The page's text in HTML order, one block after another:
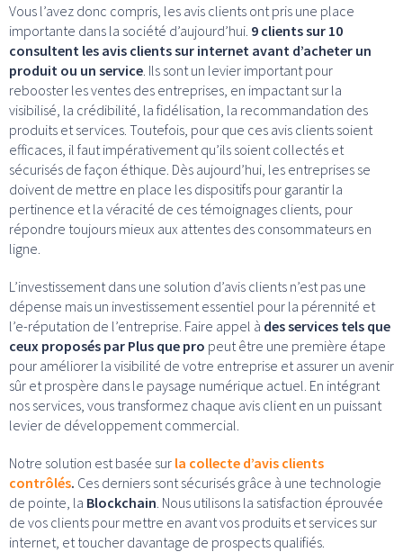
Vous l’avez donc compris, les avis clients ont pris une place
importante dans la société d’aujourd’hui. 9 clients sur 10
consultent les avis clients sur internet avant d’acheter un
produit ou un service . Ils sont un levier important pour
rebooster les ventes des entreprises, en impactant sur la
visibilisé, la crédibilité, la fidélisation, la recommandation des
produits et services. Toutefois, pour que ces avis clients soient
efficaces, il faut impérativement qu’ils soient collectés et
sécurisés de façon éthique. Dès aujourd’hui, les entreprises se
doivent de mettre en place les dispositifs pour garantir la
pertinence et la véracité de ces témoignages clients, pour
répondre toujours mieux aux attentes des consommateurs en
ligne.
L’investissement dans une solution d’avis clients n’est pas une
dépense mais un investissement essentiel pour la pérennité et
l’e-réputation de l’entreprise. Faire appel à des services tels que
ceux proposés par Plus que pro peut être une première étape
pour améliorer la visibilité de votre entreprise et assurer un avenir
sûr et prospère dans le paysage numérique actuel. En intégrant
nos services, vous transformez chaque avis client en un puissant
levier de développement commercial.
Notre solution est basée sur la collecte d’avis clients
contrôlés. Ces derniers sont sécurisés grâce à une technologie
de pointe, la Blockchain . Nous utilisons la satisfaction éprouvée
de vos clients pour mettre en avant vos produits et services sur
internet, et toucher davantage de prospects qualifiés.